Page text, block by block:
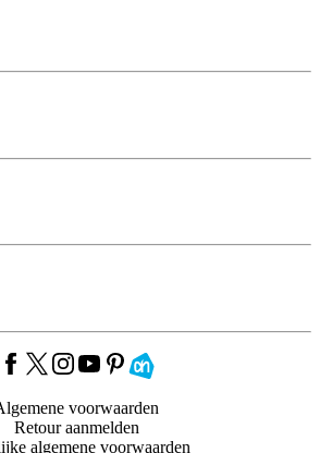
voorwaarden
Retour aanmelden
algemene voorwaarden